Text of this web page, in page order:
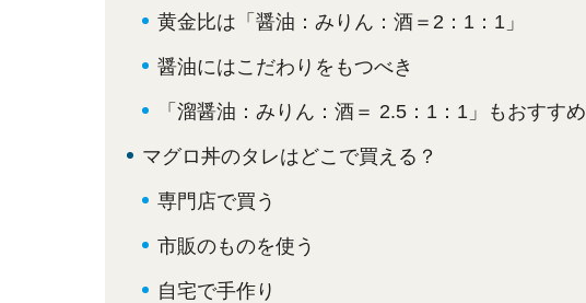
黄金比は「醤油：みりん：酒＝2：1：1」
醤油にはこだわりをもつべき
「溜醤油：みりん：酒＝ 2.5：1：1」もおすすめ
マグロ丼のタレはどこで買える？
専門店で買う
市販のものを使う
自宅で手作り